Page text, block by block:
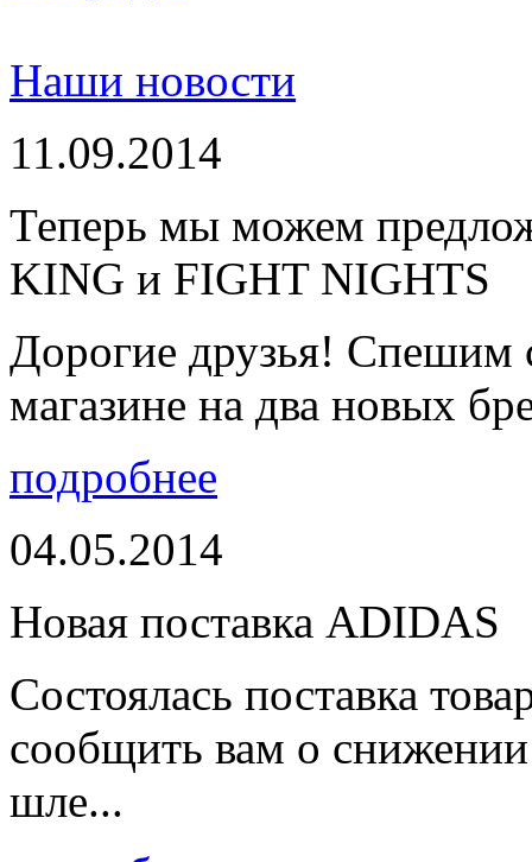
Наши новости
11.09.2014
Теперь мы можем
KING и FIGHT NIGHTS
Дорогие друзья! Спешим
магазине на два новых
подробнее
04.05.2014
Новая поставка ADIDAS
Состоялась поставка
сообщить вам о
шле...